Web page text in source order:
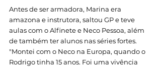
Antes de ser armadora, Marina era
amazona e instrutora, saltou GP e teve
aulas com o Alfinete e Neco Pessoa, além
de também ter alunos nas séries fortes.
"Montei com o Neco na Europa, quando o
Rodrigo tinha 15 anos. Foi uma vivência